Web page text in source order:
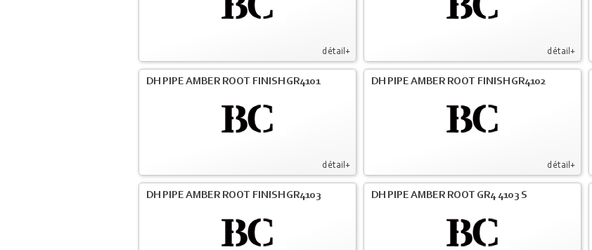
détail+ détail+
détail+
DH PIPE AMBER ROOT FINISH GR4101
détail+
DH PIPE AMBER ROOT FINISH GR4102
DH PIPE AMBER ROOT FINISH GR4103 DH PIPE AMBER ROOT GR4 4103 S